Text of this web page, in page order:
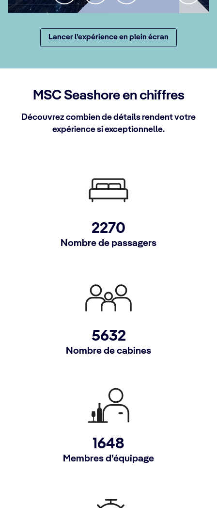
Lancer l’expérience en plein écran
MSC Seashore en chiffres
Découvrez combien de détails rendent votre
expérience si exceptionnelle.
2270
Nombre de passagers
5632
Nombre de cabines
1648
Membres d’équipage